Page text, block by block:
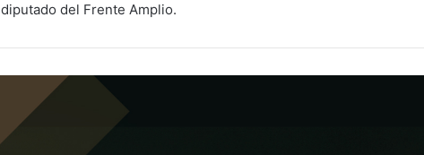
diputado del Frente Amplio.